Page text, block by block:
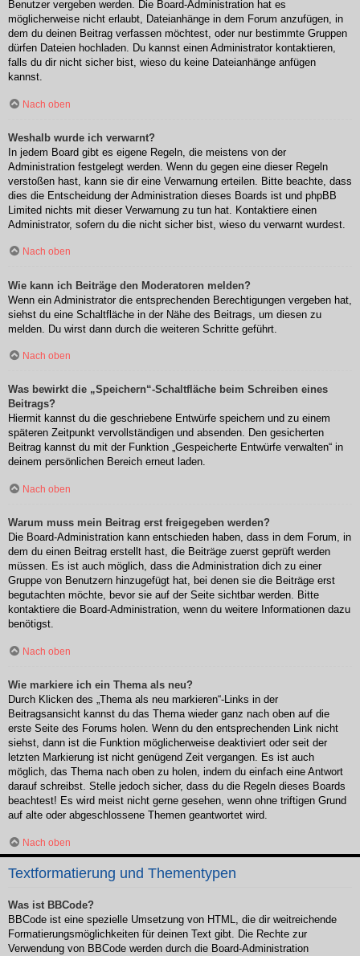
Benutzer vergeben werden. Die Board-Administration hat es
möglicherweise nicht erlaubt, Dateianhänge in dem Forum anzufügen, in
dem du deinen Beitrag verfassen möchtest, oder nur bestimmte Gruppen
dürfen Dateien hochladen. Du kannst einen Administrator kontaktieren,
falls du dir nicht sicher bist, wieso du keine Dateianhänge anfügen
kannst.
Nach oben
Weshalb wurde ich verwarnt?
In jedem Board gibt es eigene Regeln, die meistens von der
Administration festgelegt werden. Wenn du gegen eine dieser Regeln
verstoßen hast, kann sie dir eine Verwarnung erteilen. Bitte beachte, dass
dies die Entscheidung der Administration dieses Boards ist und phpBB
Limited nichts mit dieser Verwarnung zu tun hat. Kontaktiere einen
Administrator, sofern du die nicht sicher bist, wieso du verwarnt wurdest.
Nach oben
Wie kann ich Beiträge den Moderatoren melden?
Wenn ein Administrator die entsprechenden Berechtigungen vergeben hat,
siehst du eine Schaltfläche in der Nähe des Beitrags, um diesen zu
melden. Du wirst dann durch die weiteren Schritte geführt.
Nach oben
Was bewirkt die „Speichern“-Schaltfläche beim Schreiben eines
Beitrags?
Hiermit kannst du die geschriebene Entwürfe speichern und zu einem
späteren Zeitpunkt vervollständigen und absenden. Den gesicherten
Beitrag kannst du mit der Funktion „Gespeicherte Entwürfe verwalten“ in
deinem persönlichen Bereich erneut laden.
Nach oben
Warum muss mein Beitrag erst freigegeben werden?
Die Board-Administration kann entschieden haben, dass in dem Forum, in
dem du einen Beitrag erstellt hast, die Beiträge zuerst geprüft werden
müssen. Es ist auch möglich, dass die Administration dich zu einer
Gruppe von Benutzern hinzugefügt hat, bei denen sie die Beiträge erst
begutachten möchte, bevor sie auf der Seite sichtbar werden. Bitte
kontaktiere die Board-Administration, wenn du weitere Informationen dazu
benötigst.
Nach oben
Wie markiere ich ein Thema als neu?
Durch Klicken des „Thema als neu markieren“-Links in der
Beitragsansicht kannst du das Thema wieder ganz nach oben auf die
erste Seite des Forums holen. Wenn du den entsprechenden Link nicht
siehst, dann ist die Funktion möglicherweise deaktiviert oder seit der
letzten Markierung ist nicht genügend Zeit vergangen. Es ist auch
möglich, das Thema nach oben zu holen, indem du einfach eine Antwort
darauf schreibst. Stelle jedoch sicher, dass du die Regeln dieses Boards
beachtest! Es wird meist nicht gerne gesehen, wenn ohne triftigen Grund
auf alte oder abgeschlossene Themen geantwortet wird.
Nach oben
Textformatierung und Thementypen
Was ist BBCode?
BBCode ist eine spezielle Umsetzung von HTML, die dir weitreichende
Formatierungsmöglichkeiten für deinen Text gibt. Die Rechte zur
Verwendung von BBCode werden durch die Board-Administration